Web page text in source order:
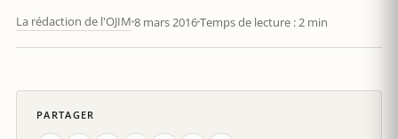
La rédaction de l'OJIM 8 mars 2016Temps de lecture : 2 min
PARTAGER